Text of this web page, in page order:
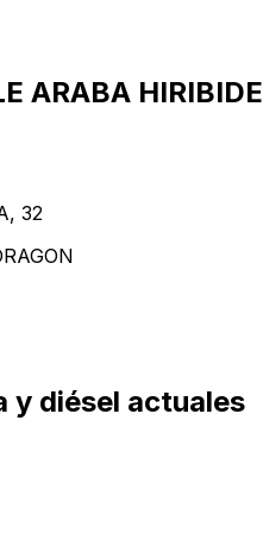
ARABA
32
y diésel actuales